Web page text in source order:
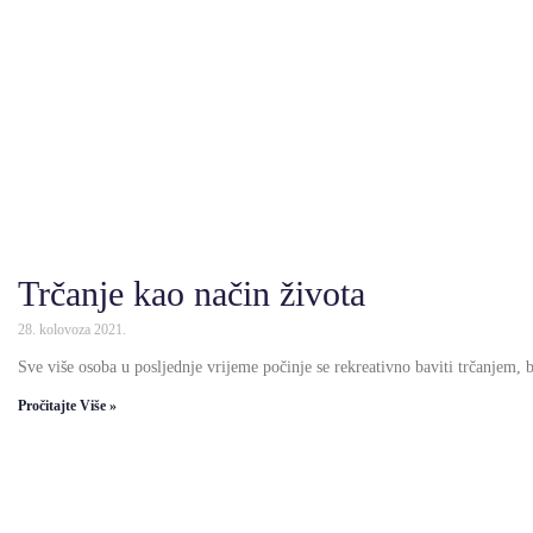
Trčanje kao način života
28. kolovoza 2021.
Sve više osoba u posljednje vrijeme počinje se rekreativno baviti trčanjem,
Pročitajte Više »